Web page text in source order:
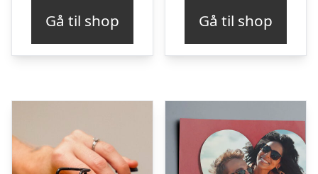
Gå til shop Gå til shop